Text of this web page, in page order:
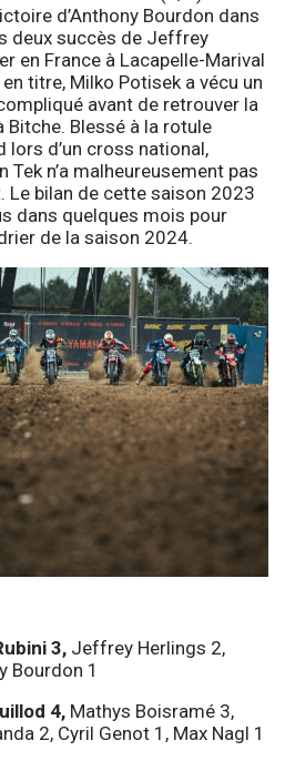
d’Anthony Bourdon dans
deux succès de Jeffrey
en France à Lacapelle-Marival
titre, Milko Potisek a vécu un
avant de retrouver la
Bitche. Blessé à la rotule
d’un cross national,
Tek n’a malheureusement pas
Le bilan de cette saison 2023
dans quelques mois pour
de la saison 2024.
3, Jeffrey Herlings 2,
Bourdon 1
4, Mathys Boisramé 3,
2, Cyril Genot 1, Max Nagl 1